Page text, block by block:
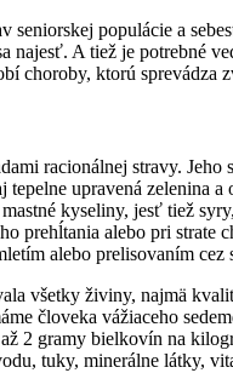
seniorskej populácie a
A tiež je potrebné
choroby, ktorú sprevádza
racionálnej stravy.
tepelne upravená
kyseliny, jesť tiež
prehĺtania alebo pri
alebo prelisovaním cez
všetky živiny, najmä
človeka vážiaceho
2 gramy bielkovín na
tuky, minerálne látky,